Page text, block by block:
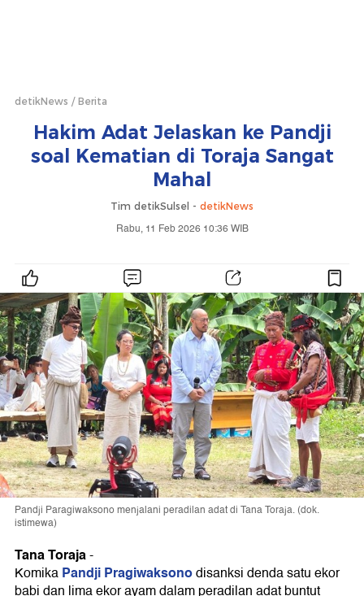
detikNews Berita
Hakim Adat Jelaskan ke Pandji
soal Kematian di Toraja Sangat
Mahal
Tim detikSulsel - detikNews
Rabu, 11 Feb 2026 10:36 WIB
Pandji Paragiwaksono menjalani peradilan adat di Tana Toraja. (dok.
istimewa)
Tana Toraja-
KomikaPandji Pragiwaksonodisanksi denda satu ekor
babi dan lima ekor ayam dalam peradilan adat buntut